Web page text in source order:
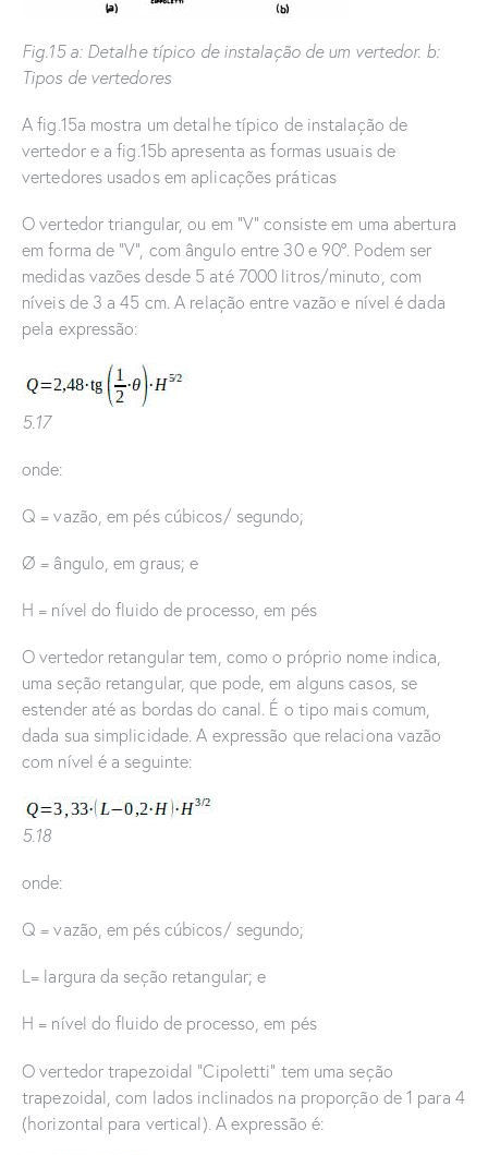
Fig.15 a: Detalhe típico de instalação de um vertedor. b:
Tipos de vertedores
A fig.15a mostra um detalhe típico de instalação de
vertedor e a fig.15b apresenta as formas usuais de
vertedores usados em aplicações práticas
O vertedor triangular, ou em “V” consiste em uma abertura
em forma de “V”, com ângulo entre 30 e 90º. Podem ser
medidas vazões desde 5 até 7000 litros/minuto, com
níveis de 3 a 45 cm. A relação entre vazão e nível é dada
pela expressão:
5.17
onde:
Q = vazão, em pés cúbicos/ segundo;
Ø = ângulo, em graus; e
H = nível do fluido de processo, em pés
O vertedor retangular tem, como o próprio nome indica,
uma seção retangular, que pode, em alguns casos, se
estender até as bordas do canal. É o tipo mais comum,
dada sua simplicidade. A expressão que relaciona vazão
com nível é a seguinte:
5.18
onde:
Q = vazão, em pés cúbicos/ segundo;
L= largura da seção retangular; e
H = nível do fluido de processo, em pés
O vertedor trapezoidal “Cipoletti” tem uma seção
trapezoidal, com lados inclinados na proporção de 1 para 4
(horizontal para vertical). A expressão é: